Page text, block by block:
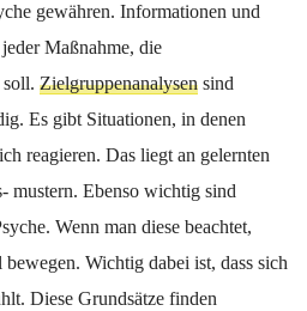
gewähren. Informationen und
Maßnahme, die
Zielgruppenanalysen sind
Es gibt Situationen, in denen
reagieren. Das liegt an gelernten
mustern. Ebenso wichtig sind
Wenn man diese beachtet,
Wichtig dabei ist, dass sich
Diese Grundsätze finden